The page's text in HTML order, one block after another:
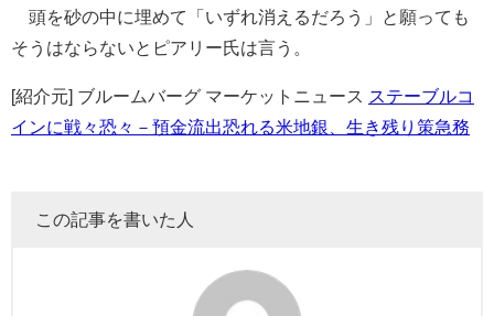
頭を砂の中に埋めて「いずれ消えるだろう」と願っても
そうはならないとピアリー氏は言う。
[紹介元] ブルームバーグ マーケットニュース ステーブルコ
インに戦々恐々－預金流出恐れる米地銀、生き残り策急務
この記事を書いた人